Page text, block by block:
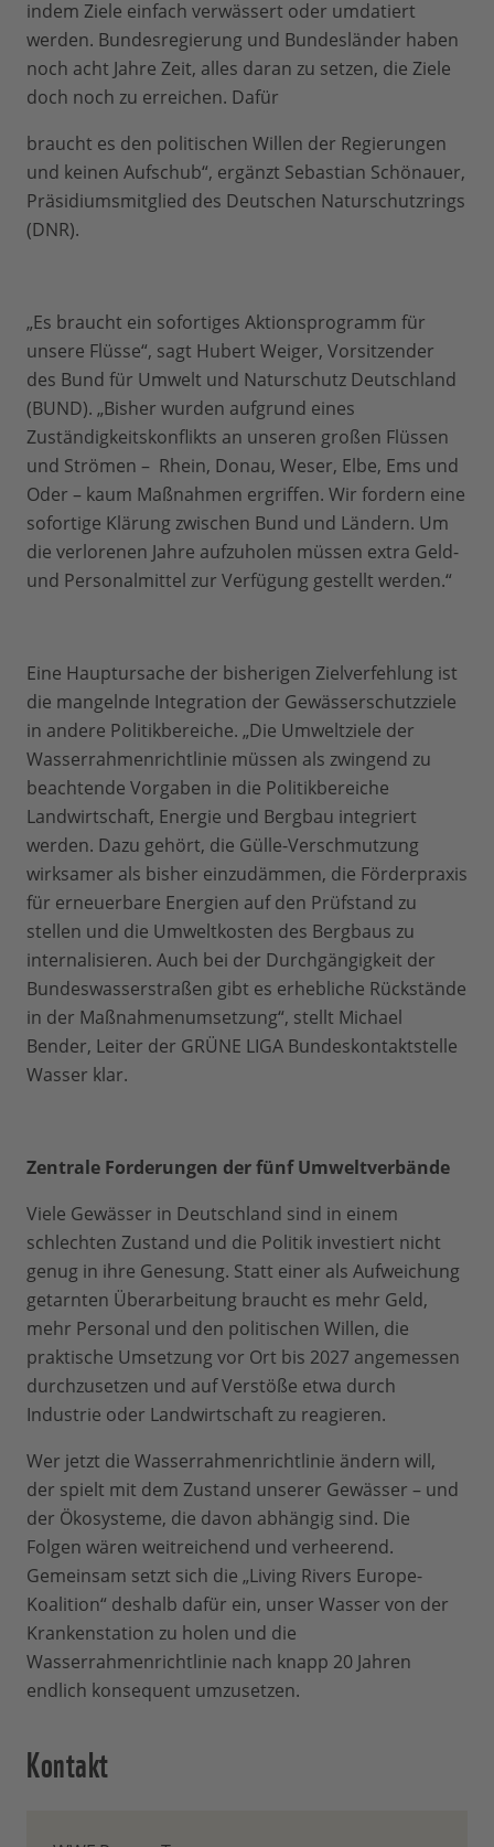
indem Ziele einfach verwässert oder umdatiert
werden. Bundesregierung und Bundesländer haben
noch acht Jahre Zeit, alles daran zu setzen, die Ziele
doch noch zu erreichen. Dafür
braucht es den politischen Willen der Regierungen
und keinen Aufschub“, ergänzt Sebastian Schönauer,
Präsidiumsmitglied des Deutschen Naturschutzrings
(DNR).
„Es braucht ein sofortiges Aktionsprogramm für
unsere Flüsse“, sagt Hubert Weiger, Vorsitzender
des Bund für Umwelt und Naturschutz Deutschland
(BUND). „Bisher wurden aufgrund eines
Zuständigkeitskonflikts an unseren großen Flüssen
und Strömen – Rhein, Donau, Weser, Elbe, Ems und
Oder – kaum Maßnahmen ergriffen. Wir fordern eine
sofortige Klärung zwischen Bund und Ländern. Um
die verlorenen Jahre aufzuholen müssen extra Geld-
und Personalmittel zur Verfügung gestellt werden.“
Eine Hauptursache der bisherigen Zielverfehlung ist
die mangelnde Integration der Gewässerschutzziele
in andere Politikbereiche. „Die Umweltziele der
Wasserrahmenrichtlinie müssen als zwingend zu
beachtende Vorgaben in die Politikbereiche
Landwirtschaft, Energie und Bergbau integriert
werden. Dazu gehört, die Gülle-Verschmutzung
wirksamer als bisher einzudämmen, die Förderpraxis
für erneuerbare Energien auf den Prüfstand zu
stellen und die Umweltkosten des Bergbaus zu
internalisieren. Auch bei der Durchgängigkeit der
Bundeswasserstraßen gibt es erhebliche Rückstände
in der Maßnahmenumsetzung“, stellt Michael
Bender, Leiter der GRÜNE LIGA Bundeskontaktstelle
Wasser klar.
Zentrale Forderungen der fünf Umweltverbände
Viele Gewässer in Deutschland sind in einem
schlechten Zustand und die Politik investiert nicht
genug in ihre Genesung. Statt einer als Aufweichung
getarnten Überarbeitung braucht es mehr Geld,
mehr Personal und den politischen Willen, die
praktische Umsetzung vor Ort bis 2027 angemessen
durchzusetzen und auf Verstöße etwa durch
Industrie oder Landwirtschaft zu reagieren.
Wer jetzt die Wasserrahmenrichtlinie ändern will,
der spielt mit dem Zustand unserer Gewässer – und
der Ökosysteme, die davon abhängig sind. Die
Folgen wären weitreichend und verheerend.
Gemeinsam setzt sich die „Living Rivers Europe-
Koalition“ deshalb dafür ein, unser Wasser von der
Krankenstation zu holen und die
Wasserrahmenrichtlinie nach knapp 20 Jahren
endlich konsequent umzusetzen.
Kontakt